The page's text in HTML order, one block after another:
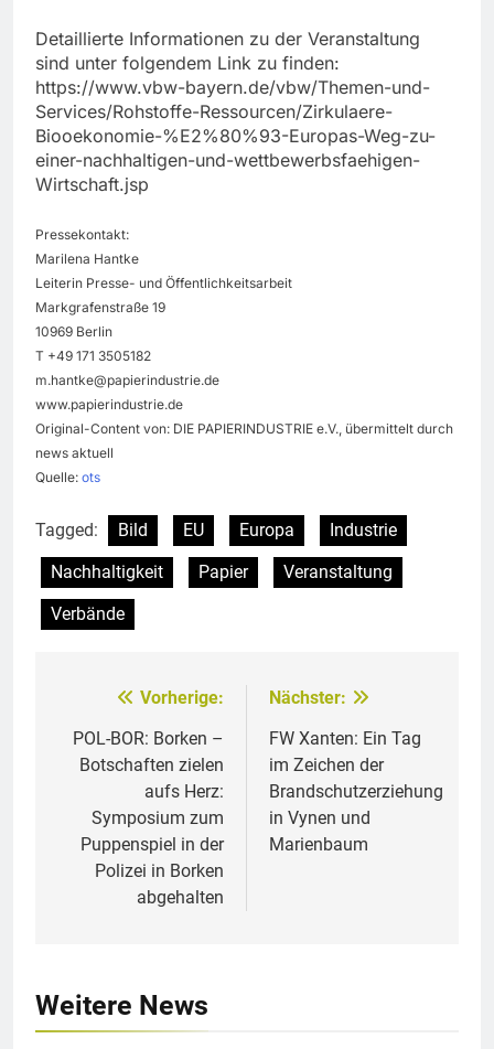
Detaillierte Informationen zu der Veranstaltung
sind unter folgendem Link zu finden:
https://www.vbw-bayern.de/vbw/Themen-und-
Services/Rohstoffe-Ressourcen/Zirkulaere-
Biooekonomie-%E2%80%93-Europas-Weg-zu-
einer-nachhaltigen-und-wettbewerbsfaehigen-
Wirtschaft.jsp
Pressekontakt:
Marilena Hantke
Leiterin Presse- und Öffentlichkeitsarbeit
Markgrafenstraße 19
10969 Berlin
T +49 171 3505182
m.hantke@papierindustrie.de
www.papierindustrie.de
Original-Content von: DIE PAPIERINDUSTRIE e.V., übermittelt durch
news aktuell
Quelle: ots
Tagged: Bild EU Europa
Industrie
Nachhaltigkeit
Papier
Veranstaltung
Verbände
Beitragsnavigation
Vorherige:
POL-BOR: Borken –
Botschaften zielen
aufs Herz:
Symposium zum
Puppenspiel in der
Polizei in Borken
abgehalten
Nächster:
FW Xanten: Ein Tag
im Zeichen der
Brandschutzerziehung
in Vynen und
Marienbaum
Weitere News